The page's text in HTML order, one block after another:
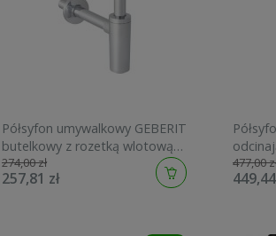
Półsyfon umywalkowy GEBERIT
butelkowy z rozetką wlotową
chrom 151.035.21.1
274,00 zł
257,81 zł
477,00